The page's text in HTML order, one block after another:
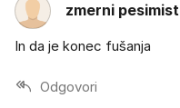
zmerni pesimist
In da je konec fušanja
Odgovori